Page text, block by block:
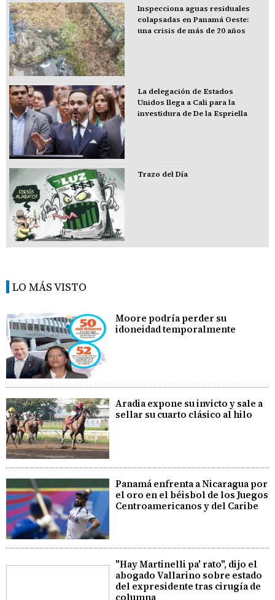
Inspecciona aguas residuales
colapsadas en Panamá Oeste:
una crisis de más de 20 años
La delegación de Estados
Unidos llega a Cali para la
investidura de De la Espriella
Trazo del Día
LO MÁS VISTO
Moore podría perder su
idoneidad temporalmente
Aradia expone su invicto y sale a
sellar su cuarto clásico al hilo
Panamá enfrenta a Nicaragua por
el oro en el béisbol de los Juegos
Centroamericanos y del Caribe
"Hay Martinelli pa' rato", dijo el
abogado Vallarino sobre estado
del expresidente tras cirugía de
columna